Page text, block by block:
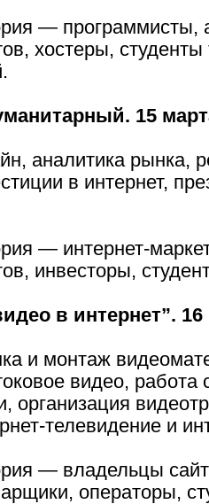
— программисты,
хостеры, студенты
15
аналитика рынка,
в интернет,
— интернет-
инвесторы,
в интернет”. 16
и монтаж
видео, работа
организация
телевидение и
— владельцы
операторы,